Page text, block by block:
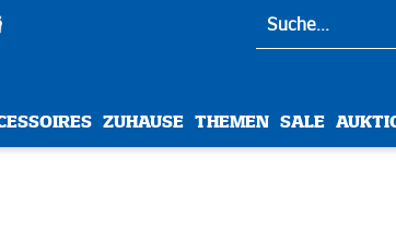
ZUHAUSE THEMEN SALE